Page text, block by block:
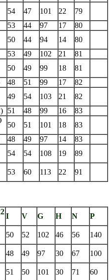
54 47 101 22
79
53 44 97 17
80
50 44 94 14
80
53 49 102 21
81
50 49 99 18
81
48 51 99 17
82
49 54 103 21
82
51 48 99 16
83
50 51 101 18
83
48 49 97 14
83
54 54 108 19 89
53 60 113 22 91
I V G H N P
50 52 102 46 56 140
48 49 97 30 67 100
51 50 101 30 71 60